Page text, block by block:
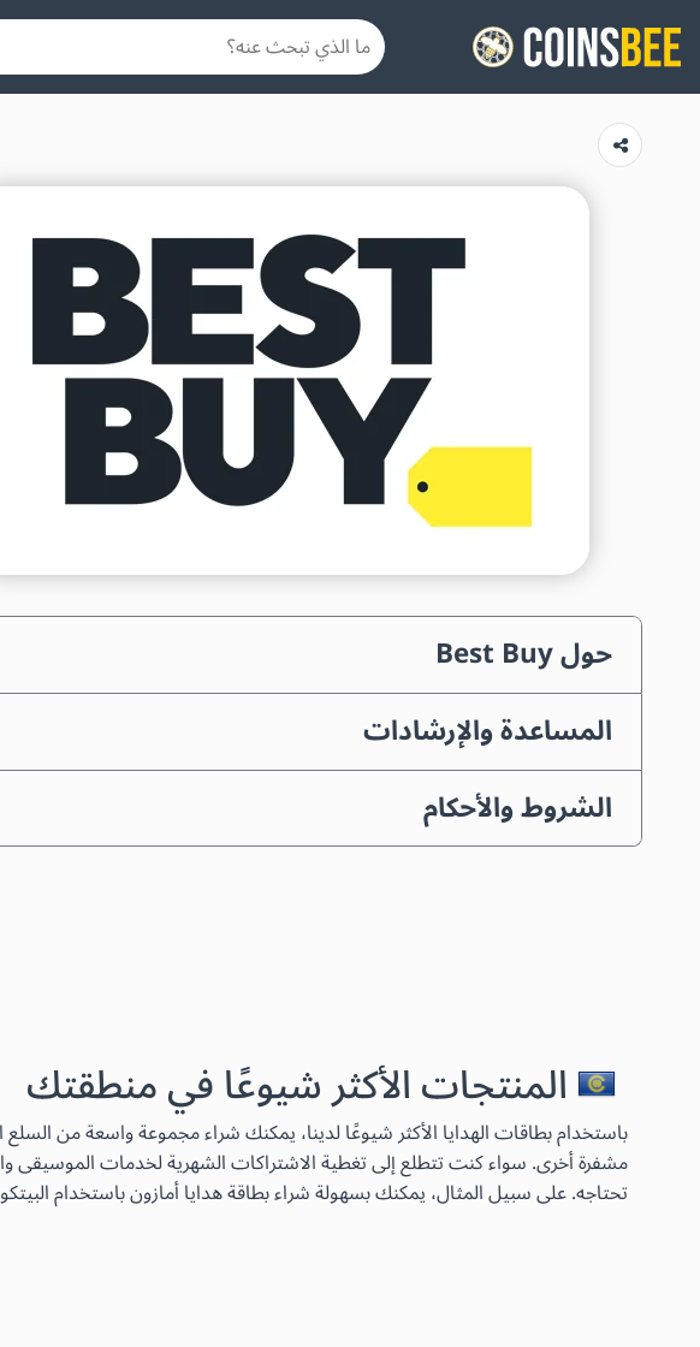
حول Best Buy
المساعدة والإرشادات
الشروط والأحكام
المنتجات الأكثر شيوعًا في منطقتك
مشفرة أخرى. سواء كنت تتطلع إلى تغطية الاشتراكات الشهرية لخدمات الموسيقى
تحتاجه. على سبيل المثال، يمكنك بسهولة شراء بطاقة هدايا أمازون باستخدام